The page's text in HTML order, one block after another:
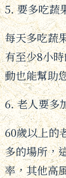
5. 要多吃蔬
每天多吃蔬
有至少8小
動也能幫助
6. 老人要多
60歲以上的
多的場所，
率，其他高